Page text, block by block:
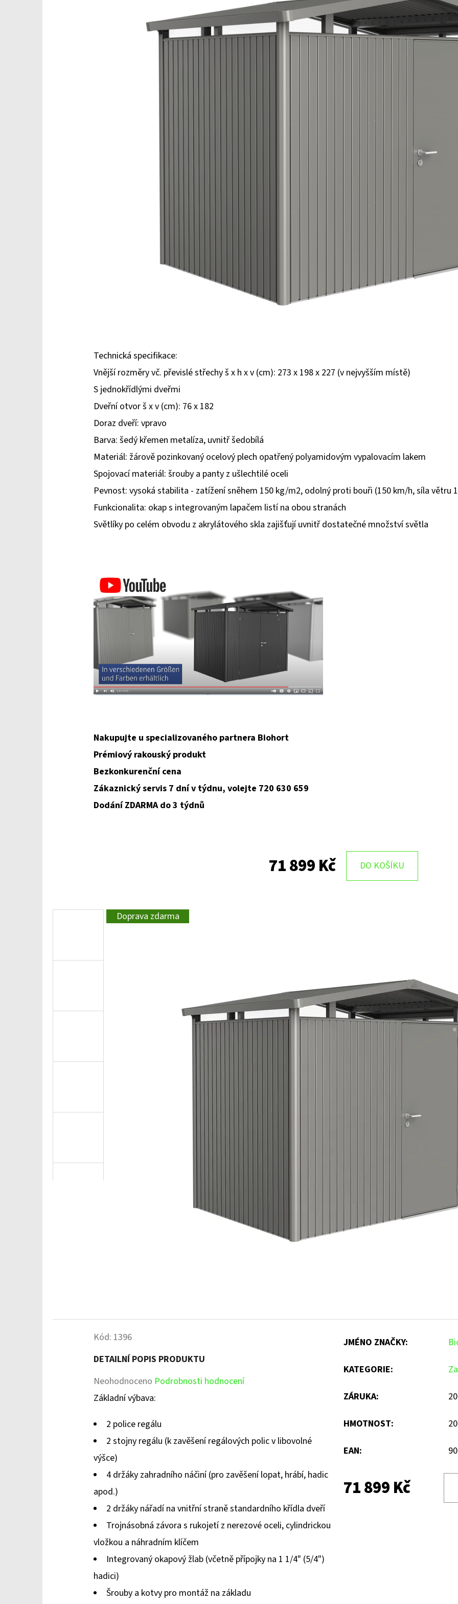
Technická specifikace:
Vnější rozměry vč. převislé střechy š x h x v (cm): 273 x 198 x 227 (v nejvyšším místě)
S jednokřídlými dveřmi
Dveřní otvor š x v (cm): 76 x 182
Doraz dveří: vpravo
Barva: šedý křemen metalíza, uvnitř šedobílá
Materiál: žárově pozinkovaný ocelový plech opatřený polyamidovým vypalovacím lakem
Spojovací materiál: šrouby a panty z ušlechtilé oceli
Pevnost: vysoká stabilita - zatížení sněhem 150 kg/m2, odolný proti bouři (150 km/h, síla větru
Funkcionalita: okap s integrovaným lapačem listí na obou stranách
Světlíky po celém obvodu z akrylátového skla zajišťují uvnitř dostatečné množství světla
Nakupujte u specializovaného partnera Biohort
Prémiový rakouský produkt
Bezkonkurenční cena
Zákaznický servis 7 dní v týdnu, volejte 720 630 659
Dodání ZDARMA do 3 týdnů
71 899 Kč DO KOŠÍKU
Doprava zdarma
Kód: 1396
DETAILNÍ POPIS PRODUKTU
Průměrné
hodnocení
z
hvězdiček.
Neohodnoceno Podrobnosti hodnocení
Základní výbava:
2 police regálu
2 stojny regálu (k zavěšení regálových polic v libovolné
výšce)
4 držáky zahradního náčiní (pro zavěšení lopat, hrábí, hadic
apod.)
2 držáky nářadí na vnitřní straně standardního křídla dveří
Trojnásobná závora s rukojetí z nerezové oceli, cylindrickou
vložkou a náhradním klíčem
Integrovaný okapový žlab (včetně přípojky na 1 1/4" (5/4")
hadici)
Šrouby a kotvy pro montáž na základu
JMÉNO ZNAČKY:
KATEGORIE:
ZÁRUKA:
HMOTNOST:
EAN:
71 899 Kč